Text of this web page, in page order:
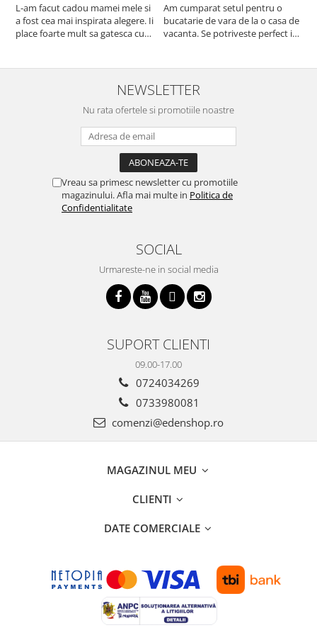
L-am facut cadou mamei mele si
a fost cea mai inspirata alegere. Ii
place foarte mult sa gatesca cu
cratita...ma gandesc serios sa imi
cumpar si eu! Recomand mult !
Am cumparat setul pentru o
bucatarie de vara de la o casa de
vacanta. Se potriveste perfect in
buna, recomand cu drag !
NEWSLETTER
Nu rata ofertele si promotiile noastre
Vreau sa primesc newsletter cu promotiile
magazinului. Afla mai multe in Politica de
Confidentialitate
SOCIAL
Urmareste-ne in social media
SUPORT CLIENTI
09.00-17.00
0724034269
0733980081
comenzi@edenshop.ro
MAGAZINUL MEU
CLIENTI
DATE COMERCIALE